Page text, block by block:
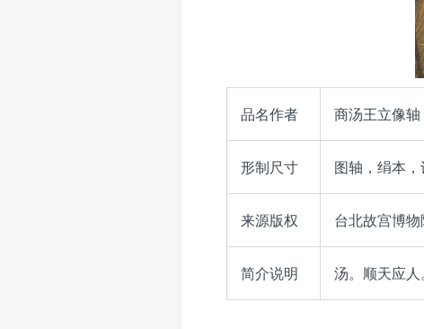
品名作者 商汤王立像
形制尺寸 图轴，绢本，
来源版权 台北故宫博
简介说明 汤。顺天应人